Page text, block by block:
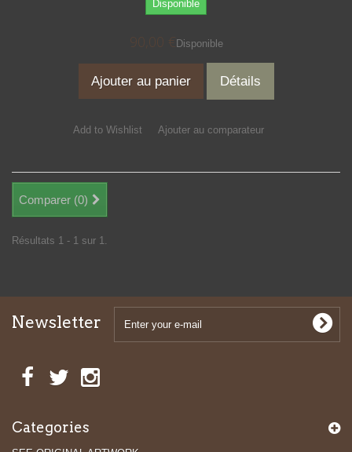
Disponible
90,00 € Disponible
Ajouter au panier Détails
Add to Wishlist Ajouter au comparateur
Comparer (0)
Résultats 1 - 1 sur 1.
Newsletter
Categories